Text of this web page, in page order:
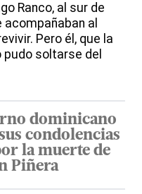
Ranco, al sur de
al
Pero él, que la
soltarse del
dominicano
condolencias
la muerte de
Piñera